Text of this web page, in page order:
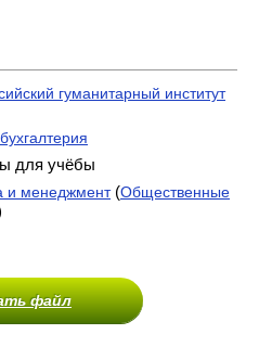
гуманитарный институт
для учёбы
и менеджмент(Общественные
файл